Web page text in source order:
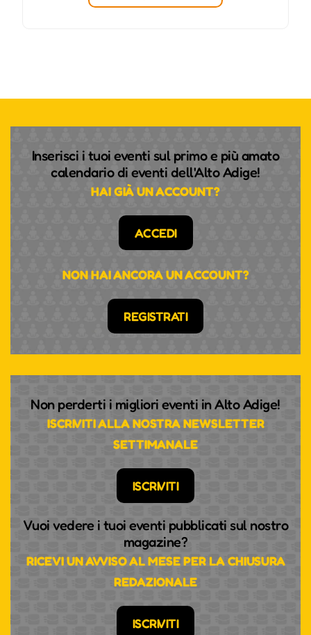
Inserisci i tuoi eventi sul primo e più amato
calendario di eventi dell'Alto Adige!
HAI GIÀ UN ACCOUNT?
ACCEDI
NON HAI ANCORA UN ACCOUNT?
REGISTRATI
Non perderti i migliori eventi in Alto Adige!
ISCRIVITI ALLA NOSTRA NEWSLETTER
SETTIMANALE
ISCRIVITI
Vuoi vedere i tuoi eventi pubblicati sul nostro
magazine?
RICEVI UN AVVISO AL MESE PER LA CHIUSURA
REDAZIONALE
ISCRIVITI